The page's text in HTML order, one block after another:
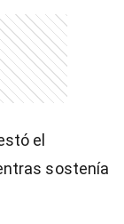
el
sostenía